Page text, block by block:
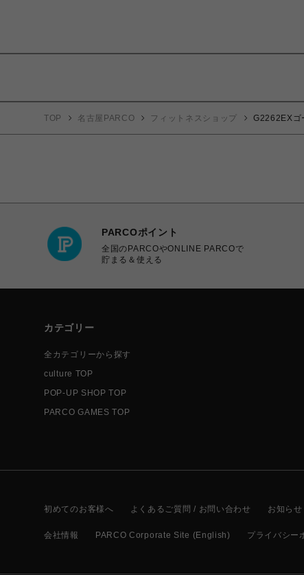
TOP 名古屋PARCO フィットネスショップ G2262EXゴ
PARCOポイント
全国のPARCOやONLINE PARCOで
貯まる＆使える
カテゴリー
全カテゴリーから探す
culture TOP
POP-UP SHOP TOP
PARCO GAMES TOP
初めてのお客様へ よくあるご質問 / お問い合わせ お知らせ
会社情報 PARCO Corporate Site (English) プライバシー